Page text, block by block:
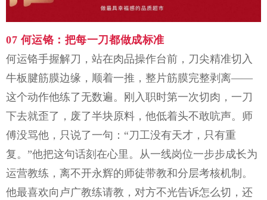
07 何运铬： 把每一刀都做成标准
何运铬手握解刀，站在肉品操作台前，刀尖精准切入
牛板腱筋膜边缘，顺着一推，整片筋膜完整剥离——
这个动作他练了无数遍。刚入职时第一次切肉，一刀
下去就歪了，废了半块原料，他低着头不敢吭声。师
傅没骂他，只说了一句：“刀工没有天才，只有重
复。”他把这句话刻在心里。从一线岗位一步步成长为
运营教练，离不开永辉的师徒带教和分层考核机制。
他最喜欢向卢广教练请教，对方不光告诉怎么切，还